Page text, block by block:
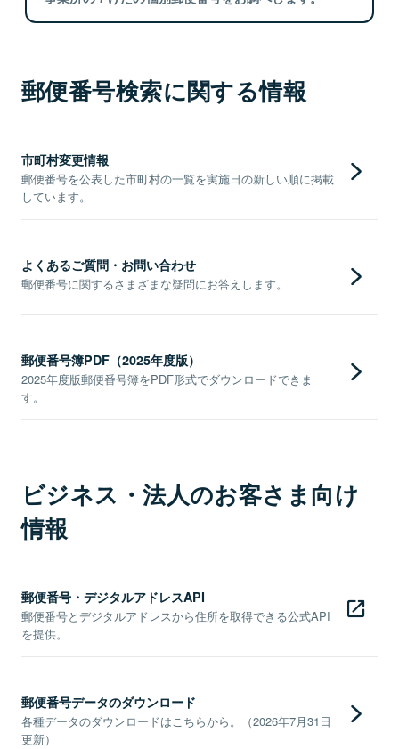
郵便番号検索に関する情報
市町村変更情報
郵便番号を公表した市町村の一覧を実施日の新しい順に掲載
しています。
よくあるご質問・お問い合わせ
郵便番号に関するさまざまな疑問にお答えします。
郵便番号簿PDF（2025年度版）
2025年度版郵便番号簿をPDF形式でダウンロードできま
す。
ビジネス・法人のお客さま向け
情報
郵便番号・デジタルアドレスAPI
郵便番号とデジタルアドレスから住所を取得できる公式API
を提供。
郵便番号データのダウンロード
各種データのダウンロードはこちらから。（2026年7月31日
更新）